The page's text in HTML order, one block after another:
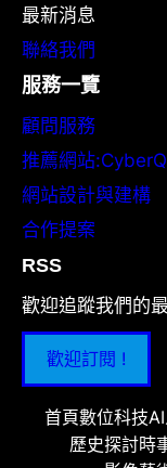
最新消息
聯絡我們
服務一覽
顧問服務
推薦網站:CyberQ
網站設計與建構
合作提案
RSS
歡迎追蹤我們的
歡迎訂閱 !
首頁數位科技
歷史探討時